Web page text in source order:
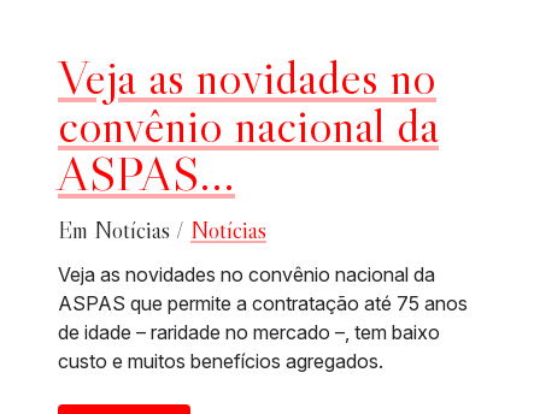
Veja as novidades no
convênio nacional da
ASPAS...
Em Notícias / Notícias
Veja as novidades no convênio nacional da
ASPAS que permite a contratação até 75 anos
de idade – raridade no mercado –, tem baixo
custo e muitos benefícios agregados.